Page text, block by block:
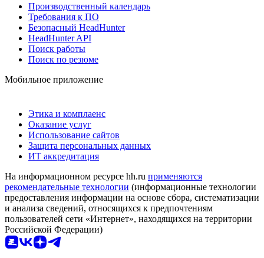
Производственный календарь
Требования к ПО
Безопасный HeadHunter
HeadHunter API
Поиск работы
Поиск по резюме
Мобильное приложение
Этика и комплаенс
Оказание услуг
Использование сайтов
Защита персональных данных
ИТ аккредитация
На информационном ресурсе hh.ru применяются
рекомендательные технологии (информационные технологии
предоставления информации на основе сбора, систематизации
и анализа сведений, относящихся к предпочтениям
пользователей сети «Интернет», находящихся на территории
Российской Федерации)